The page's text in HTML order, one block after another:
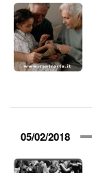
05/02/2018